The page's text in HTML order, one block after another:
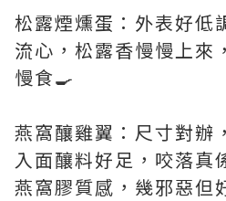
松露煙燻蛋：外表好低
流心，松露香慢慢上來
慢食🍳
燕窩釀雞翼：尺寸對辦
入面釀料好足，咬落真
燕窩膠質感，幾邪惡但